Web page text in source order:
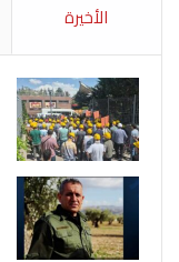
الأخيرة